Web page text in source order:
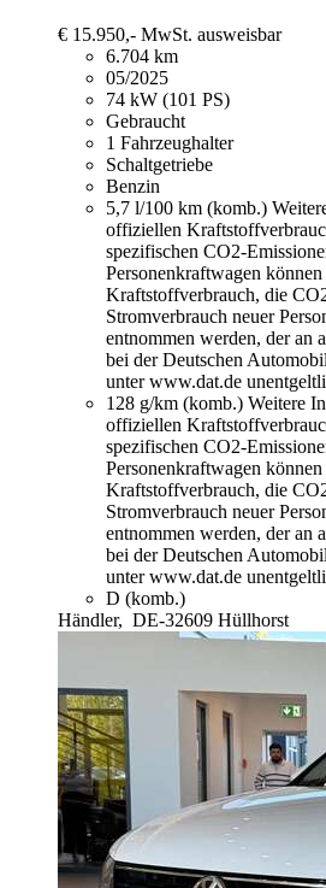
€ 15.950,- MwSt. ausweisbar
6.704 km
05/2025
74 kW (101 PS)
Gebraucht
1 Fahrzeughalter
Schaltgetriebe
Benzin
5,7 l/100 km (komb.)
offiziellen
spezifischen CO2-
Personenkraftwagen
Kraftstoffverbrauch, die
Stromverbrauch neuer
entnommen werden, der an
bei der Deutschen
unter www.dat.de
128 g/km (komb.) Weitere
offiziellen
spezifischen CO2-
Personenkraftwagen
Kraftstoffverbrauch, die
Stromverbrauch neuer
entnommen werden, der an
bei der Deutschen
unter www.dat.de
D (komb.)
Händler, DE-32609 Hüllhorst